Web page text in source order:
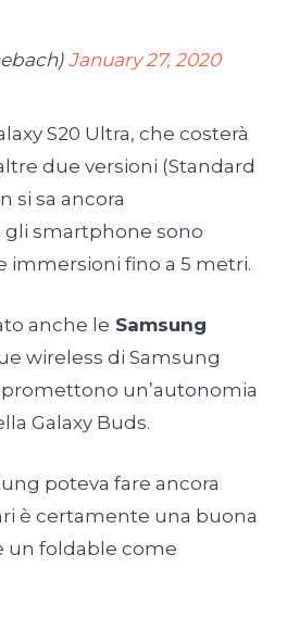
January 27, 2020
S20 Ultra, che costerà
due versioni (Standard
si sa ancora
smartphone sono
immersioni fino a 5 metri.
anche le Samsung
wireless di Samsung
un’autonomia
Galaxy Buds.
poteva fare ancora
è certamente una buona
un foldable come